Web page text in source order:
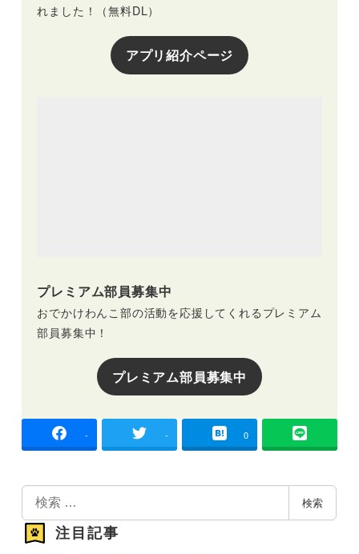
れました！（無料DL）
アプリ紹介ページ
プレミアム部員募集中
おでかけわんこ部の活動を応援してくれるプレミアム
部員募集中！
プレミアム部員募集中
- - 0
索
検索
注目記事